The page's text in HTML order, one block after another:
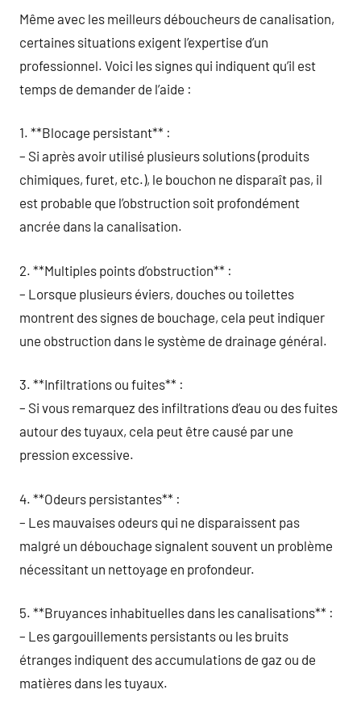
Même avec les meilleurs déboucheurs de canalisation,
certaines situations exigent l’expertise d’un
professionnel. Voici les signes qui indiquent qu’il est
temps de demander de l’aide :
1. **Blocage persistant** :
– Si après avoir utilisé plusieurs solutions (produits
chimiques, furet, etc.), le bouchon ne disparaît pas, il
est probable que l’obstruction soit profondément
ancrée dans la canalisation.
2. **Multiples points d’obstruction** :
– Lorsque plusieurs éviers, douches ou toilettes
montrent des signes de bouchage, cela peut indiquer
une obstruction dans le système de drainage général.
3. **Infiltrations ou fuites** :
– Si vous remarquez des infiltrations d’eau ou des fuites
autour des tuyaux, cela peut être causé par une
pression excessive.
4. **Odeurs persistantes** :
– Les mauvaises odeurs qui ne disparaissent pas
malgré un débouchage signalent souvent un problème
nécessitant un nettoyage en profondeur.
5. **Bruyances inhabituelles dans les canalisations** :
– Les gargouillements persistants ou les bruits
étranges indiquent des accumulations de gaz ou de
matières dans les tuyaux.